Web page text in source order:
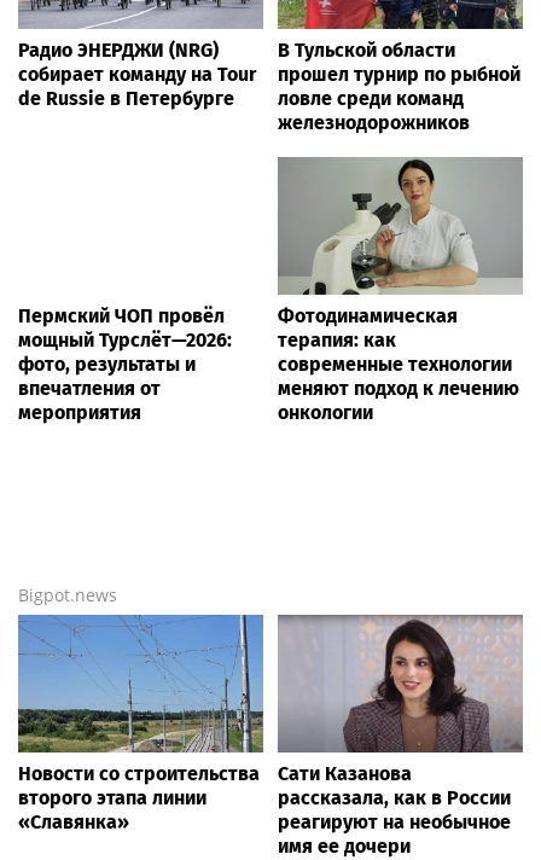
Радио ЭНЕРДЖИ (NRG)
собирает команду на Tour
de Russie в Петербурге
В Тульской области
прошел турнир по рыбной
ловле среди команд
железнодорожников
Пермский ЧОП провёл
мощный Турслёт—2026:
фото, результаты и
впечатления от
мероприятия
Фотодинамическая
терапия: как
современные технологии
меняют подход к лечению
онкологии
Bigpot.news
Новости со строительства
второго этапа линии
«Славянка»
Сати Казанова
рассказала, как в России
реагируют на необычное
имя ее дочери